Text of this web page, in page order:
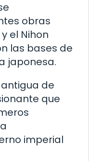
obras
el Nihon
las bases de
japonesa.
de
que
imperial